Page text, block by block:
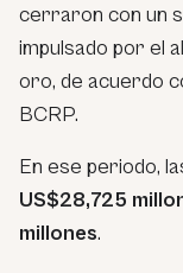
cerraron con un
impulsado por el
oro, de acuerdo
BCRP.
En ese periodo,
US$28,725
millones.